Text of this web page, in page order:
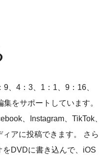
、4：3、1：1、9：16、
をサポートしています。
、Instagram、TikTok、
アに投稿できます。 さら
DVDに書き込んで、iOS